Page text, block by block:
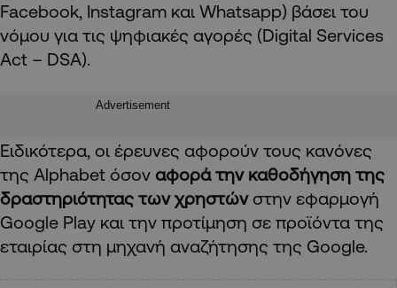
Facebook, Instagram και Whatsapp) βάσει του
νόμου για τις ψηφιακές αγορές (Digital Services
Act – DSA).
Advertisement
Ειδικότερα, οι έρευνες αφορούν τους κανόνες
της Alphabet όσον αφορά την καθοδήγηση της
δραστηριότητας των χρηστώνστην εφαρμογή
Google Play και την προτίμηση σε προϊόντα της
εταιρίας στη μηχανή αναζήτησης της Google.